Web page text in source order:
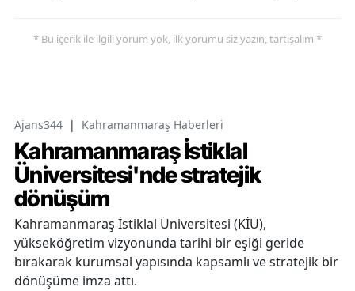
* Bu içerik ile ilgili yorum yok, ilk yorumu siz yazın, tartışalım *
Ajans344 | Kahramanmaraş Haberleri
Kahramanmaraş İstiklal
Üniversitesi'nde stratejik
dönüşüm
Kahramanmaraş İstiklal Üniversitesi (KİÜ),
yükseköğretim vizyonunda tarihi bir eşiği geride
bırakarak kurumsal yapısında kapsamlı ve stratejik bir
dönüşüme imza attı.